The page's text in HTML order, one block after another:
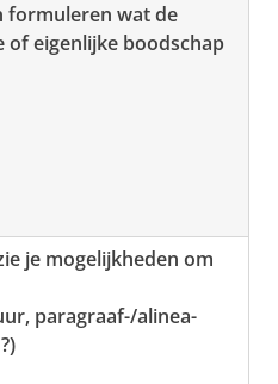
formuleren wat de
of eigenlijke boodschap
je mogelijkheden om
paragraaf-/alinea-